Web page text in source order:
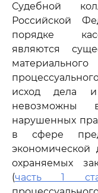
Судебной
Российской
порядке
являются
исход дела и
невозможны
нарушенных
в сфере
экономической
охраняемых
(часть 1